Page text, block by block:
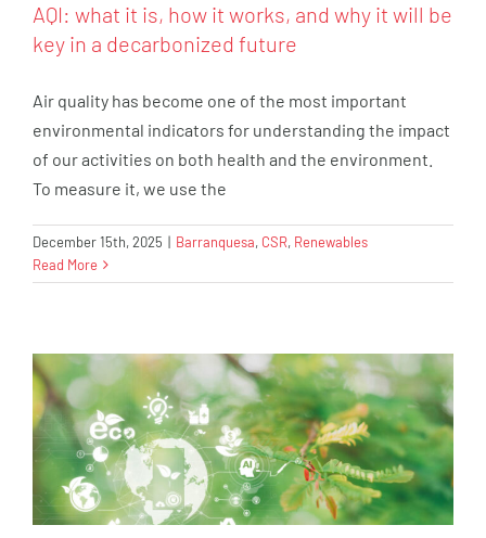
AQI: what it is, how it works, and why it will be
key in a decarbonized future
Air quality has become one of the most important
environmental indicators for understanding the impact
of our activities on both health and the environment.
To measure it, we use the
December 15th, 2025 | Barranquesa, CSR, Renewables
Read More
CBAM and the Wind Sector